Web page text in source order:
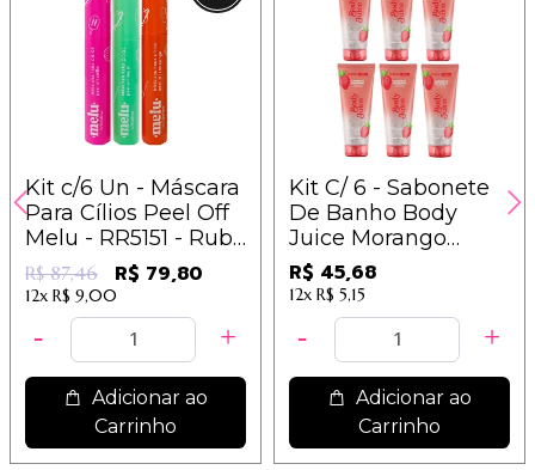
Kit c/6 Un - Máscara
Para Cílios Peel Off
Melu - RR5151 - Ruby
Rose - 13,30
R$ 87,46 R$ 79,80
12x R$ 9,00
Adicionar ao
Carrinho
Kit C/ 6 - Sabonete
De Banho Body
Juice Morango
100ml - Derma
Chem
R$ 45,68
12x R$ 5,15
Adicionar ao
Carrinho